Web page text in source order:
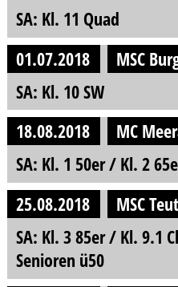
SA: Kl. 11 Quad
01.07.2018
SA: Kl. 10 SW
18.08.2018
MC
SA: Kl. 1 50er / Kl. 2
25.08.2018
MSC
SA: Kl. 3 85er / Kl. 9.1
Senioren ü50